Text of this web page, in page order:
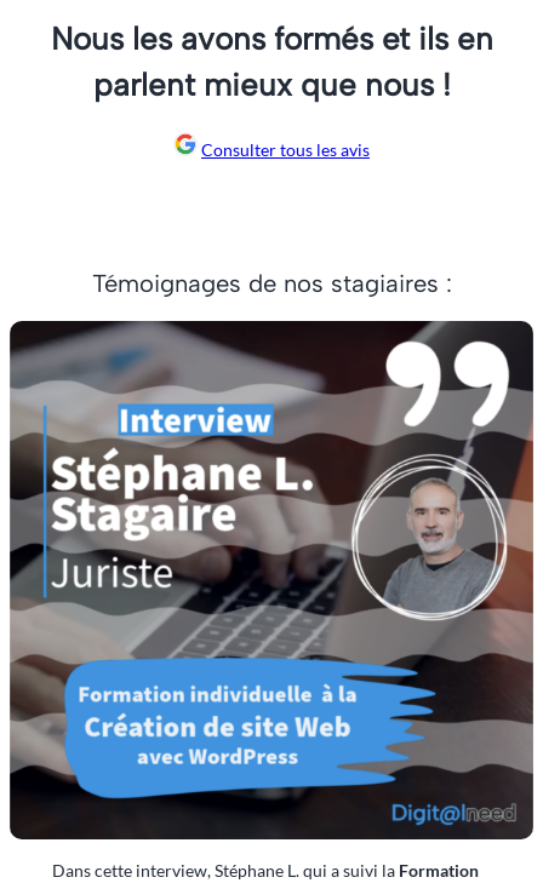
Nous les avons formés et ils en
parlent mieux que nous !
Consulter tous les avis
Témoignages de nos stagiaires :
Dans cette interview, Stéphane L. qui a suivi la Formation